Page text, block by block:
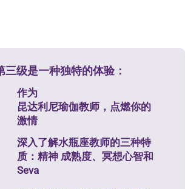
三级是一种独特的体验：
作为
昆达利尼瑜伽教师，点燃你的
激情
深入了解水瓶座教师的三种特
质：精神 成熟度、冥想心智和
Seva